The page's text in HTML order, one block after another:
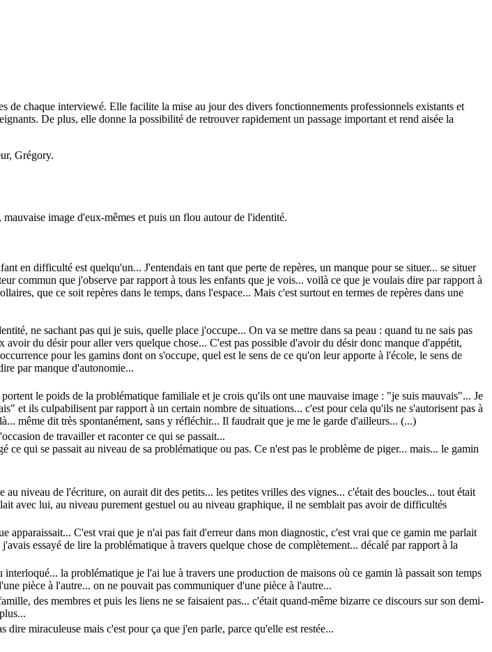
chaque interviewé. Elle facilite la mise au jour des divers fonctionnements professionnels existants et
De plus, elle donne la possibilité de retrouver rapidement un passage important et rend aisée la
Grégory.
image d'eux-mêmes et puis un flou autour de l'identité.
en difficulté est quelqu'un... J'entendais en tant que perte de repères, un manque pour se situer... se situer
commun que j'observe par rapport à tous les enfants que je vois... voilà ce que je voulais dire par rapport à
que ce soit repères dans le temps, dans l'espace... Mais c'est surtout en termes de repères dans une
ne sachant pas qui je suis, quelle place j'occupe... On va se mettre dans sa peau : quand tu ne sais pas
du désir pour aller vers quelque chose... C'est pas possible d'avoir du désir donc manque d'appétit,
pour les gamins dont on s'occupe, quel est le sens de ce qu'on leur apporte à l'école, le sens de
par manque d'autonomie...
le poids de la problématique familiale et je crois qu'ils ont une mauvaise image : "je suis mauvais"... Je
et ils culpabilisent par rapport à un certain nombre de situations... c'est pour cela qu'ils ne s'autorisent pas à
même dit très spontanément, sans y réfléchir... Il faudrait que je me le garde d'ailleurs... (...)
de travailler et raconter ce qui se passait...
qui se passait au niveau de sa problématique ou pas. Ce n'est pas le problème de piger... mais... le gamin
niveau de l'écriture, on aurait dit des petits... les petites vrilles des vignes... c'était des boucles... tout était
avec lui, au niveau purement gestuel ou au niveau graphique, il ne semblait pas avoir de difficultés
apparaissait... C'est vrai que je n'ai pas fait d'erreur dans mon diagnostic, c'est vrai que ce gamin me parlait
essayé de lire la problématique à travers quelque chose de complètement... décalé par rapport à la
la problématique je l'ai lue à travers une production de maisons où ce gamin là passait son temps
pièce à l'autre... on ne pouvait pas communiquer d'une pièce à l'autre...
des membres et puis les liens ne se faisaient pas... c'était quand-même bizarre ce discours sur son demi-
miraculeuse mais c'est pour ça que j'en parle, parce qu'elle est restée...